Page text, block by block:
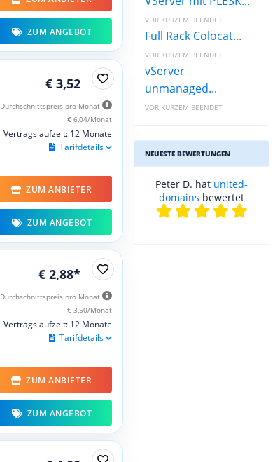
ZUM ANGEBOT
€ 3,52
Durchschnittspreis pro Monat
€ 6,04/Monat
Vertragslaufzeit: 12 Monate
Tarifdetails
ZUM ANBIETER
ZUM ANGEBOT
€ 2,88*
Durchschnittspreis pro Monat
€ 3,50/Monat
Vertragslaufzeit: 12 Monate
Tarifdetails
ZUM ANBIETER
ZUM ANGEBOT
VOR KURZEM BEENDET
Full Rack Colocat...
VOR KURZEM BEENDET
vServer
unmanaged...
VOR KURZEM BEENDET
NEUESTE BEWERTUNGEN
Peter D. hat united-
domains bewertet